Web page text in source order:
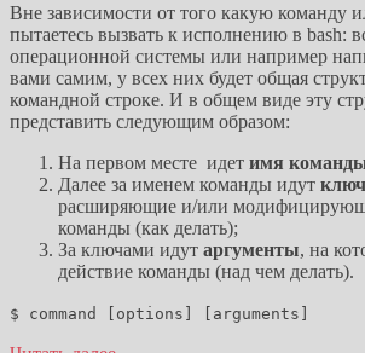
Вне зависимости от того какую команду
пытаетесь вызвать к исполнению в bash:
операционной системы или например
вами самим, у всех них будет общая
командной строке. И в общем виде эту
представить следующим образом:
На первом месте идет имя
Далее за именем команды идут
расширяющие и/или
команды (как делать);
За ключами идут аргументы, на
действие команды (над чем делать).
$ command [options] [arguments]